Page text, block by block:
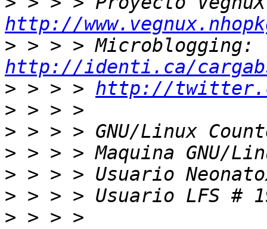
http://
>
http://identi.ca/
> > > > http://
>
>
>
>
>
> > > >